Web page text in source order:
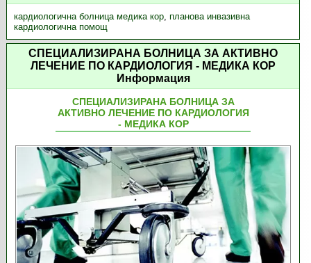
кардиологична болница медика кор, планова инвазивна
кардиологична помощ
СПЕЦИАЛИЗИРАНА БОЛНИЦА ЗА АКТИВНО
ЛЕЧЕНИЕ ПО КАРДИОЛОГИЯ - МЕДИКА КОР
Информация
СПЕЦИАЛИЗИРАНА БОЛНИЦА ЗА
АКТИВНО ЛЕЧЕНИЕ ПО КАРДИОЛОГИЯ
- МЕДИКА КОР